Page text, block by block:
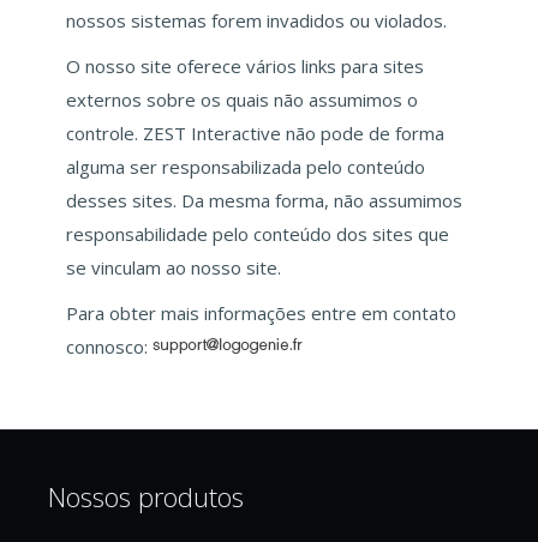
nossos sistemas forem invadidos ou violados.
O nosso site oferece vários links para sites
externos sobre os quais não assumimos o
controle. ZEST Interactive não pode de forma
alguma ser responsabilizada pelo conteúdo
desses sites. Da mesma forma, não assumimos
responsabilidade pelo conteúdo dos sites que
se vinculam ao nosso site.
Para obter mais informações entre em contato
connosco:
Nossos produtos